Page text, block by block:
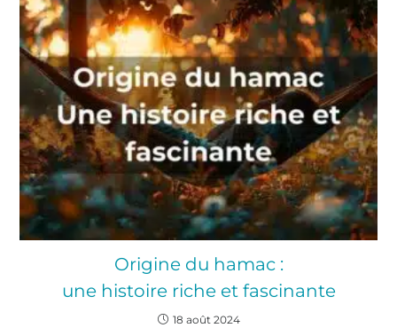
Origine du hamac :
une histoire riche et fascinante
18 août 2024